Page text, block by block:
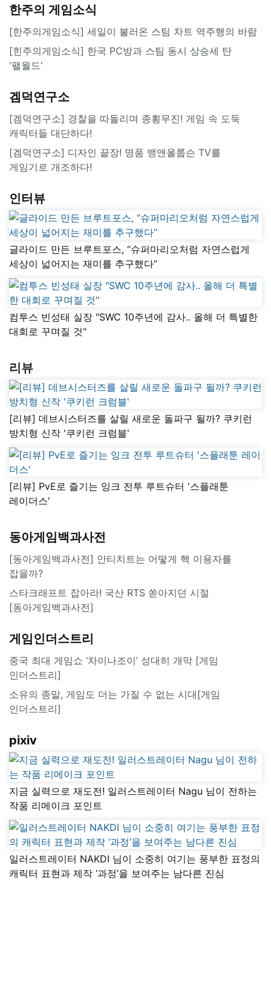
한주의 게임소식
[한주의게임소식] 세일이 불러온 스팀 차트 역주행의 바람
[힌주의게임소식] 한국 PC방과 스팀 동시 상승세 탄
'팰월드'
겜덕연구소
[겜덕연구소] 경찰을 따돌리며 종횡무진! 게임 속 도둑
캐릭터들 대단하다!
[겜덕연구소] 디자인 끝장! 명품 뱅앤올룹슨 TV를
게임기로 개조하다!
인터뷰
글라이드 만든 브루트포스, “슈퍼마리오처럼 자연스럽게
세상이 넓어지는 재미를 추구했다”
컴투스 빈성태 실장 "SWC 10주년에 감사.. 올해 더 특별한
대회로 꾸며질 것"
리뷰
[리뷰] 데브시스터즈를 살릴 새로운 돌파구 될까? 쿠키런
방치형 신작 '쿠키런 크럼블'
[리뷰] PvE로 즐기는 잉크 전투 루트슈터 '스플래툰
레이더스'
동아게임백과사전
[동아게임백과사전] 안티치트는 어떻게 핵 이용자를
잡을까?
스타크래프트 잡아라! 국산 RTS 쏟아지던 시절
[동아게임백과사전]
게임인더스트리
중국 최대 게임쇼 ‘차이나조이’ 성대히 개막 [게임
인더스트리]
소유의 종말, 게임도 더는 가질 수 없는 시대[게임
인더스트리]
pixiv
지금 실력으로 재도전! 일러스트레이터 Nagu 님이 전하는
작품 리메이크 포인트
일러스트레이터 NAKDI 님이 소중히 여기는 풍부한 표정의
캐릭터 표현과 제작 ‘과정’을 보여주는 남다른 진심